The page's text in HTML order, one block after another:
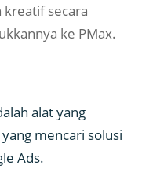
kreatif secara
ke PMax.
alat yang
mencari solusi
Ads.